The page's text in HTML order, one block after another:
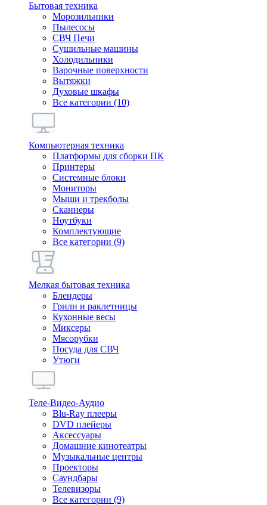
Бытовая техника
Морозильники
Пылесосы
СВЧ Печи
Сушильные машины
Холодильники
Варочные поверхности
Вытяжки
Духовые шкафы
Все категории (10)
Компьютерная техника
Платформы для сборки ПК
Принтеры
Системные блоки
Мониторы
Мыши и трекболы
Сканнеры
Ноутбуки
Комплектующие
Все категории (9)
Мелкая бытовая техника
Блендеры
Грили и раклетницы
Кухонные весы
Миксеры
Мясорубки
Посуда для СВЧ
Утюги
Теле-Видео-Аудио
Blu-Ray плееры
DVD плейеры
Аксессуары
Домашние кинотеатры
Музыкальные центры
Проекторы
Саундбары
Телевизоры
Все категории (9)